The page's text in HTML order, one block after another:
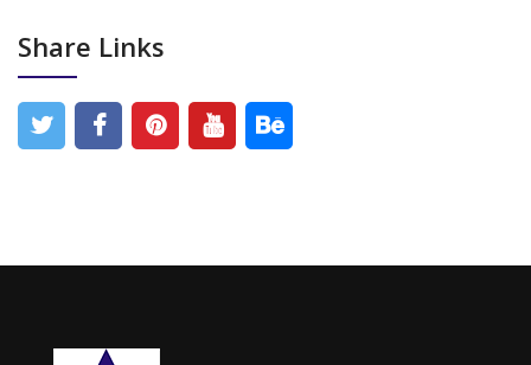
Share Links